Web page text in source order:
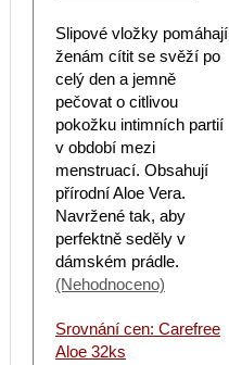
Slipové vložky pomáhají
ženám cítit se svěží po
celý den a jemně
pečovat o citlivou
pokožku intimních partií
v období mezi
menstruací. Obsahují
přírodní Aloe Vera.
Navržené tak, aby
perfektně seděly v
dámském prádle.
(Nehodnoceno)
Srovnání cen: Carefree
Aloe 32ks